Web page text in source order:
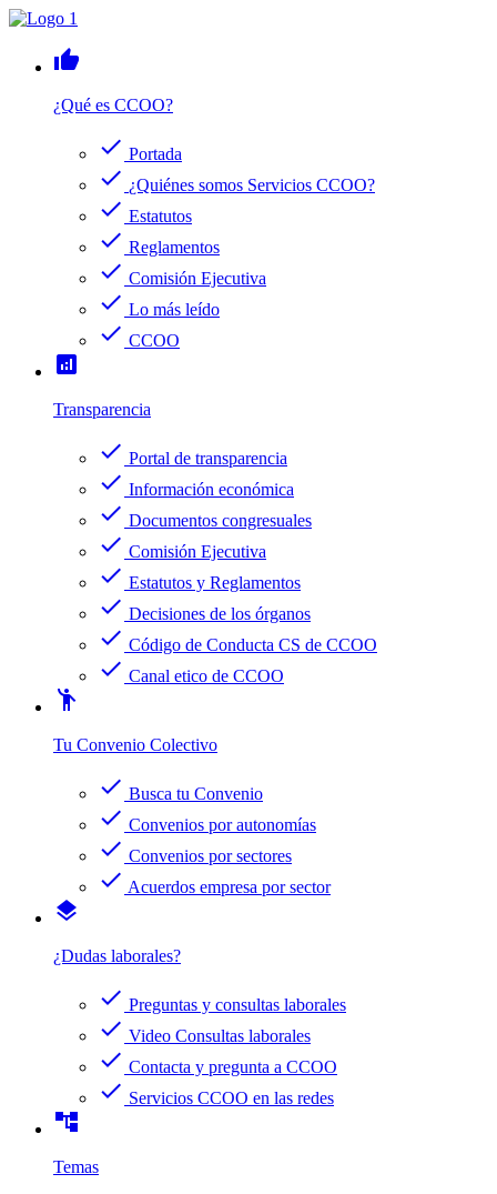
thumb_up
¿Qué es CCOO?
check Portada
check ¿Quiénes somos Servicios CCOO?
check Estatutos
check Reglamentos
check Comisión Ejecutiva
check Lo más leído
check CCOO
analytics
Transparencia
check Portal de transparencia
check Información económica
check Documentos congresuales
check Comisión Ejecutiva
check Estatutos y Reglamentos
check Decisiones de los órganos
check Código de Conducta CS de CCOO
check Canal etico de CCOO
emoji_people
Tu Convenio Colectivo
check Busca tu Convenio
check Convenios por autonomías
check Convenios por sectores
check Acuerdos empresa por sector
layers
¿Dudas laborales?
check Preguntas y consultas laborales
check Video Consultas laborales
check Contacta y pregunta a CCOO
check Servicios CCOO en las redes
account_tree
Temas